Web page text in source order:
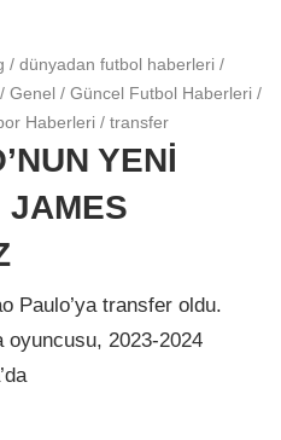
/dünyadan futbol haberleri /
/Genel /Güncel Futbol Haberleri /
Haberleri /transfer
YENİ
JAMES
Paulo’ya transfer oldu.
oyuncusu, 2023-2024